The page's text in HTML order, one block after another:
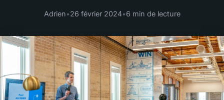
Adrien•26 février 2024•6 min de lecture